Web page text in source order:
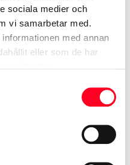
sociala medier och
vi samarbetar med.
med annan
eller som de har
bil?
att se om den fälg
till att kolla en extra
under årens lopp och
bilen hade ut från
Sök